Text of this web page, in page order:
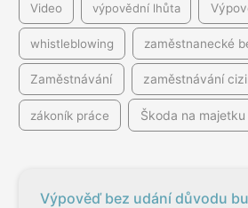
Video výpovědní lhůta
whistleblowing zaměstnanecké
Zaměstnávání zaměstnávání
zákoník práce Škoda na majetku
Výpověď bez udání důvodu